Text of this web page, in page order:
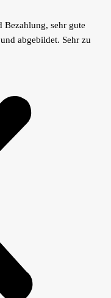
Bezahlung, sehr gute
abgebildet. Sehr zu